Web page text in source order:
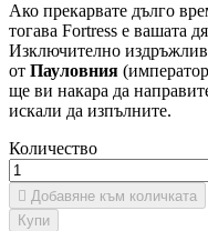
Ако прекарвате дълго
тогава Fortress е вашата
Изключително
от Пауловния
ще ви накара да
искали да изпълните.
Количество
 Добавяне към количката
Купи